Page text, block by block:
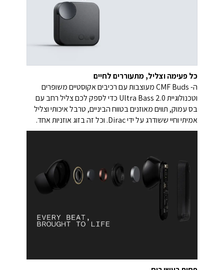
כל פעימה וצליל, מתעוררים לחיים
ה- CMF Buds מעוצבות עם רכיבים אקוסטיים משופרים
וטכנולוגיית Ultra Bass 2.0 כדי לספק לכם צליל רחב עם
בס עמוק, תווים מאוזנים בטווח הביניים, טרבל איכותי וצליל
אמיתי וחיי ששודרג על ידי Dirac. וכל זה בזוג אוזניות אחד.